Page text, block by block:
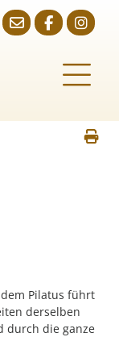
derselben
durch die ganze